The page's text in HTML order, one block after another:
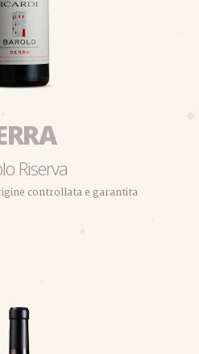
Riserva
controllata e garantita